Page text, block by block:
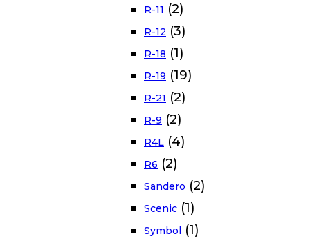
R-11 (2)
R-12 (3)
R-18 (1)
R-19 (19)
R-21 (2)
R-9 (2)
R4L (4)
R6 (2)
Sandero (2)
Scenic (1)
Symbol (1)